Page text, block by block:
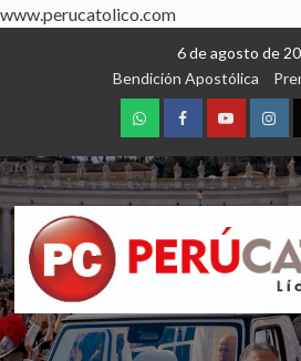
www.perucatolico.com
6 de agosto de
Bendición Apostólica
WhatsAppFacebookYoutube